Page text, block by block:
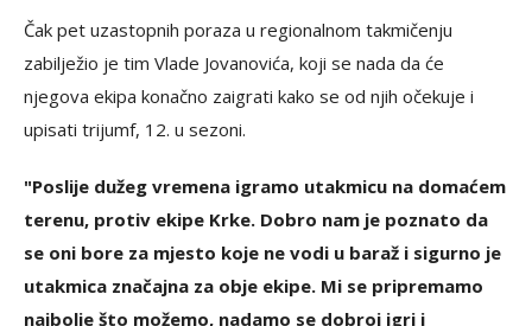
Čak pet uzastopnih poraza u regionalnom takmičenju
zabilježio je tim Vlade Jovanovića, koji se nada da će
njegova ekipa konačno zaigrati kako se od njih očekuje i
upisati trijumf, 12. u sezoni.
"Poslije dužeg vremena igramo utakmicu na domaćem
terenu, protiv ekipe Krke. Dobro nam je poznato da
se oni bore za mjesto koje ne vodi u baraž i sigurno je
utakmica značajna za obje ekipe. Mi se pripremamo
najbolje što možemo, nadamo se dobroj igri i